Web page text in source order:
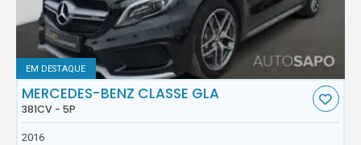
EM DESTAQUE
MERCEDES-BENZ CLASSE GLA
381CV - 5P
2016